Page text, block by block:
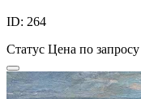
ID: 264
Статус Цена по запросу